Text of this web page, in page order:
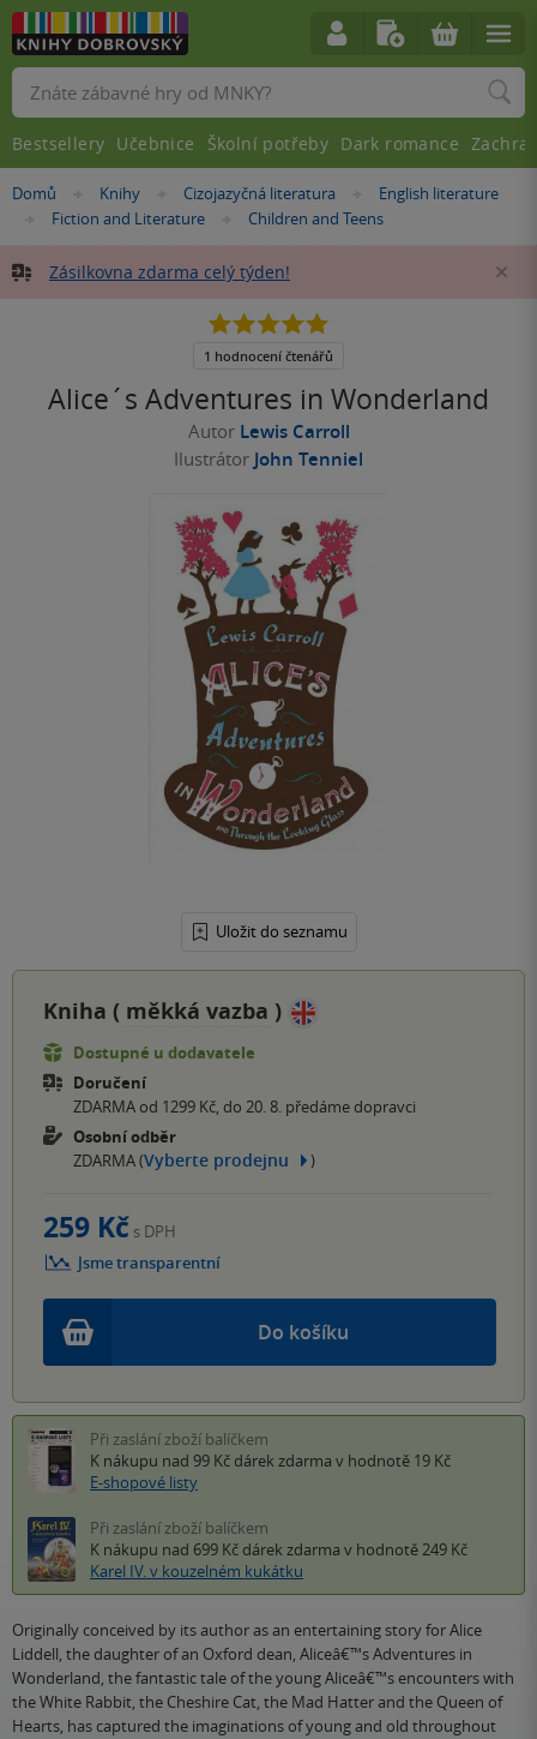
Nacházíte
Domů »Knihy »Cizojazyčná literatura »English literature
»Fiction and Literature »
Children and Teens
Zásilkovna zdarma celý týden!
Alice´s Adventures in Wonderland
Autor Lewis Carroll
Ilustrátor John Tenniel
Uložit do seznamu
5.0
5
1 hodnocení čtenářů
Kniha ( měkká vazba )
Dostupné u dodavatele
Doručení
ZDARMA od 1299 Kč, do 20. 8. předáme dopravci
Osobní odběr
ZDARMA (Vyberte prodejnu )
Do košíku
259 Kč s DPH
Jsme transparentní
Při zaslání zboží balíčkem
K nákupu nad 99 Kč dárek zdarma v hodnotě 19 Kč
E-shopové listy
Při zaslání zboží balíčkem
K nákupu nad 699 Kč dárek zdarma v hodnotě 249 Kč
Karel IV. v kouzelném kukátku
Originally conceived by its author as an entertaining story for Alice
Liddell, the daughter of an Oxford dean, Aliceâ€™s Adventures in
Wonderland, the fantastic tale of the young Aliceâ€™s encounters with
the White Rabbit, the Cheshire Cat, the Mad Hatter and the Queen of
Hearts, has captured the imaginations of young and old throughout
Vyhledávání
Bestsellery Učebnice Školní potřeby Dark romance